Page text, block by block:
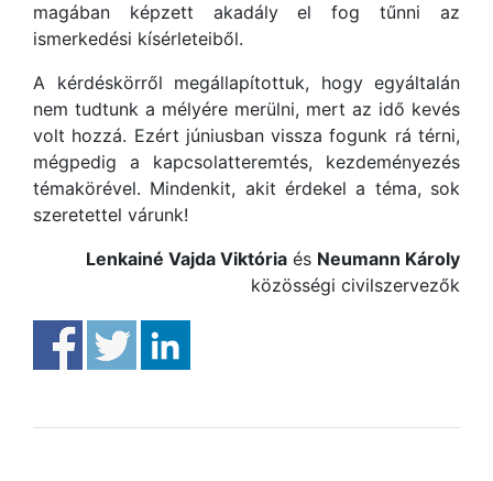
magában képzett akadály el fog tűnni az
ismerkedési kísérleteiből.
A kérdéskörről megállapítottuk, hogy egyáltalán
nem tudtunk a mélyére merülni, mert az idő kevés
volt hozzá. Ezért júniusban vissza fogunk rá térni,
mégpedig a kapcsolatteremtés, kezdeményezés
témakörével. Mindenkit, akit érdekel a téma, sok
szeretettel várunk!
Lenkainé Vajda Viktória és Neumann Károly
közösségi civilszervezők